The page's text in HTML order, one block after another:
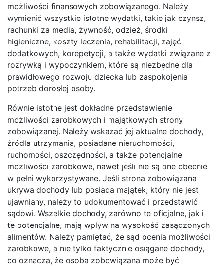
możliwości finansowych zobowiązanego. Należy
wymienić wszystkie istotne wydatki, takie jak czynsz,
rachunki za media, żywność, odzież, środki
higieniczne, koszty leczenia, rehabilitacji, zajęć
dodatkowych, korepetycji, a także wydatki związane z
rozrywką i wypoczynkiem, które są niezbędne dla
prawidłowego rozwoju dziecka lub zaspokojenia
potrzeb dorosłej osoby.
Równie istotne jest dokładne przedstawienie
możliwości zarobkowych i majątkowych strony
zobowiązanej. Należy wskazać jej aktualne dochody,
źródła utrzymania, posiadane nieruchomości,
ruchomości, oszczędności, a także potencjalne
możliwości zarobkowe, nawet jeśli nie są one obecnie
w pełni wykorzystywane. Jeśli strona zobowiązana
ukrywa dochody lub posiada majątek, który nie jest
ujawniany, należy to udokumentować i przedstawić
sądowi. Wszelkie dochody, zarówno te oficjalne, jak i
te potencjalne, mają wpływ na wysokość zasądzonych
alimentów. Należy pamiętać, że sąd ocenia możliwości
zarobkowe, a nie tylko faktycznie osiągane dochody,
co oznacza, że osoba zobowiązana może być